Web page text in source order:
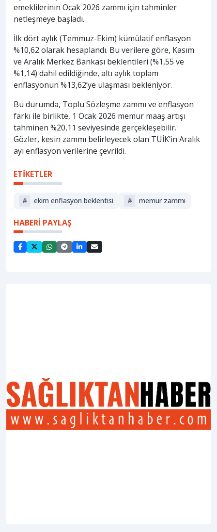
emeklilerinin Ocak 2026 zammı için tahminler
netleşmeye başladı.
İlk dört aylık (Temmuz-Ekim) kümülatif enflasyon
%10,62 olarak hesaplandı. Bu verilere göre, Kasım
ve Aralık Merkez Bankası beklentileri (%1,55 ve
%1,14) dahil edildiğinde, altı aylık toplam
enflasyonun %13,62’ye ulaşması bekleniyor.
Bu durumda, Toplu Sözleşme zammı ve enflasyon
farkı ile birlikte, 1 Ocak 2026 memur maaş artışı
tahminen %20,11 seviyesinde gerçekleşebilir.
Gözler, kesin zammı belirleyecek olan TÜİK’in Aralık
ayı enflasyon verilerine çevrildi.
ETİKETLER
# ekim enflasyon beklentisi # memur zammı
HABERİ PAYLAŞ